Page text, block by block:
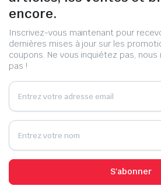
encore.
Inscrivez-vous maintenant pour
dernières mises à jour sur les
coupons. Ne vous inquiétez pas,
pas !
S'abonner